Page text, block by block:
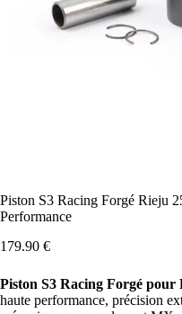
Piston S3 Racing Forgé Rieju
Performance
179.90 €
Piston S3 Racing Forgé
haute performance, précision